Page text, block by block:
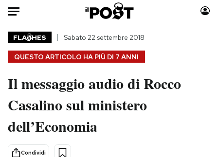
Auto
HOME
Italia
Politica
Tecnologia
Scienza
Moda
Consumismi
QUESTO ARTICOLO HA PIÙ DI 7 ANNI
FLA HES Sabato 22 settembre 2018
Il messaggio audio di Rocco
Casalino sul ministero
dell’Economia
Condividi